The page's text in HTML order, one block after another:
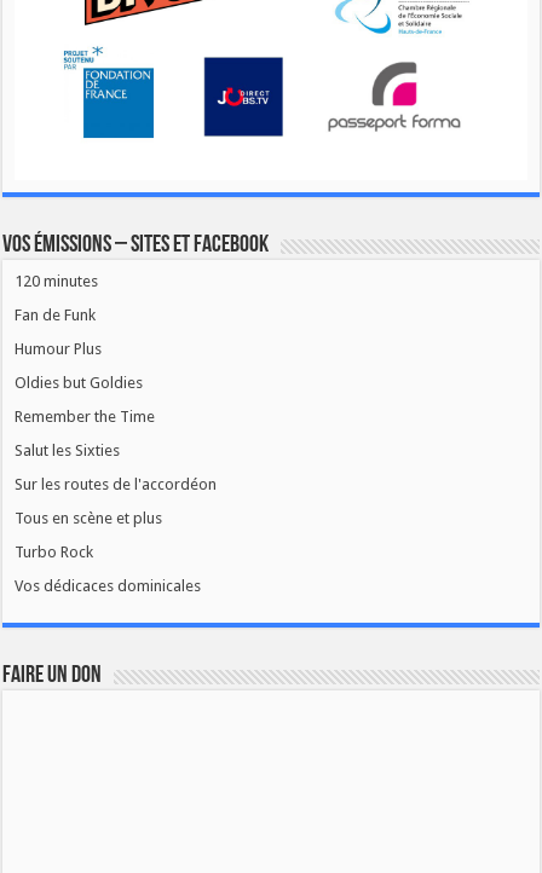
Vos émissions – Sites et Facebook
120 minutes
Fan de Funk
Humour Plus
Oldies but Goldies
Remember the Time
Salut les Sixties
Sur les routes de l'accordéon
Tous en scène et plus
Turbo Rock
Vos dédicaces dominicales
FAIRE UN DON